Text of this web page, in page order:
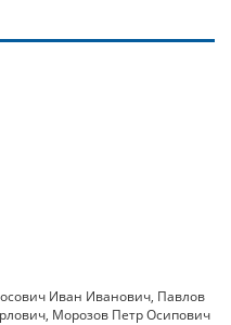
Иван Иванович, Павлов
, Морозов Петр Осипович